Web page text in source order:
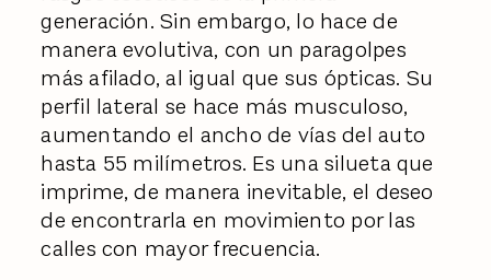
generación. Sin embargo, lo hace de
manera evolutiva, con un paragolpes
más afilado, al igual que sus ópticas. Su
perfil lateral se hace más musculoso,
aumentando el ancho de vías del auto
hasta 55 milímetros. Es una silueta que
imprime, de manera inevitable, el deseo
de encontrarla en movimiento por las
calles con mayor frecuencia.